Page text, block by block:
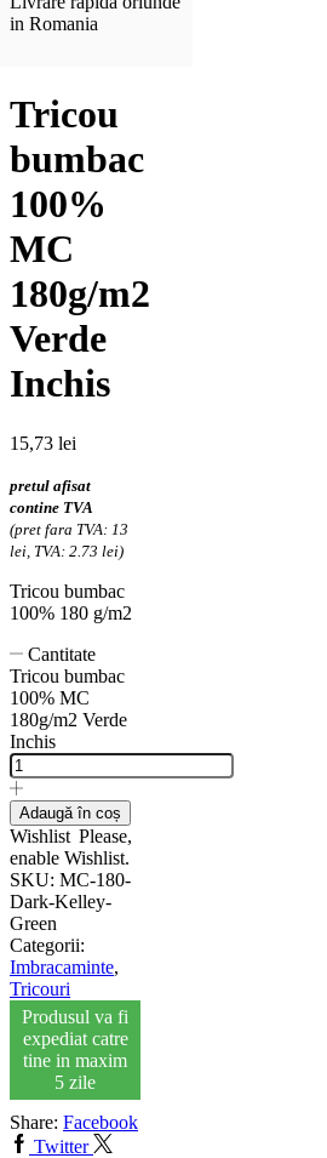
in Romania
Tricou
bumbac
100%
MC
180g/m2
Verde
Inchis
15,73 lei
pretul afisat
contine TVA
(pret fara TVA: 13
lei, TVA: 2.73 lei)
Tricou bumbac
100% 180 g/m2
Cantitate
Tricou bumbac
100% MC
180g/m2 Verde
Inchis
Adaugă în coș
Wishlist Please,
enable Wishlist.
SKU: MC-180-
Dark-Kelley-
Green
Categorii:
Imbracaminte,
Tricouri
Produsul va fi
expediat catre
tine in maxim
5 zile
Share: Facebook
Twitter